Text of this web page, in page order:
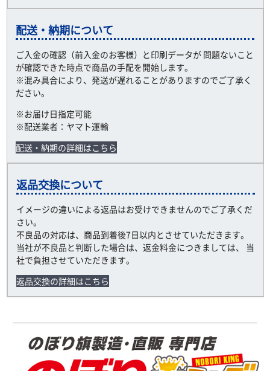
配送・納期について
ご入金の確認（前入金のお客様）と印刷データが 問題ないこと
が確認できた時点で商品の手配を開始します。
※混み具合により、発送が遅れることがありますのでご了承く
ださい。
※お届け日指定可能
※配送業者：ヤマト運輸
配送・納期の詳細はこちら
返品交換について
イメージの違いによる返品はお受けできませんのでご了承くだ
さい。
不良品の対応は、商品到着後7日以内とさせていただきます。
当社が不良品と判断した場合は、返金料金につきましては、 当
社で負担させていただきます。
返品交換の詳細はこちら